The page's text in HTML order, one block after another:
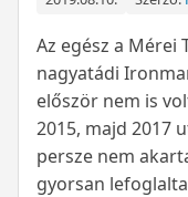
Az egész a Mérei
nagyatádi
először nem is
2015, majd 2017
persze nem
gyorsan